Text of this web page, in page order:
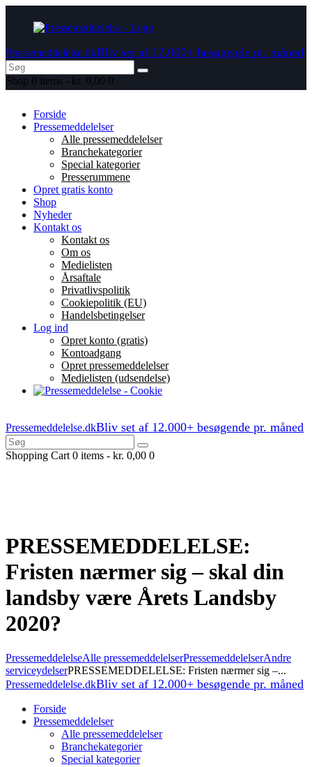
Pressemeddelelse.dkBliv set af 12.000+ besøgende pr. måned
Shop 0 items - kr. 0,00 0
Forside
Pressemeddelelser
Alle pressemeddelelser
Branchekategorier
Special kategorier
Presserummene
Opret gratis konto
Shop
Nyheder
Kontakt os
Kontakt os
Om os
Medielisten
Årsaftale
Privatlivspolitik
Cookiepolitik (EU)
Handelsbetingelser
Log ind
Opret konto (gratis)
Kontoadgang
Opret pressemeddelelser
Medielisten (udsendelse)
Pressemeddelelse.dkBliv set af 12.000+ besøgende pr. måned
Shopping Cart 0 items - kr. 0,00 0
PRESSEMEDDELELSE:
Fristen nærmer sig – skal din
landsby være Årets Landsby
2020?
PressemeddelelseAlle pressemeddelelserPressemeddelelserAndre
serviceydelserPRESSEMEDDELELSE: Fristen nærmer sig –...
Pressemeddelelse.dkBliv set af 12.000+ besøgende pr. måned
Forside
Pressemeddelelser
Alle pressemeddelelser
Branchekategorier
Special kategorier